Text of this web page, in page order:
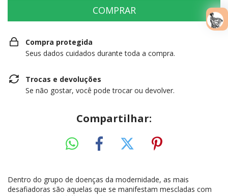
Compra protegida
Seus dados cuidados durante toda a compra.
Trocas e devoluções
Se não gostar, você pode trocar ou devolver.
Compartilhar:
Dentro do grupo de doenças da modernidade, as mais
desafiadoras são aquelas que se manifestam mescladas com